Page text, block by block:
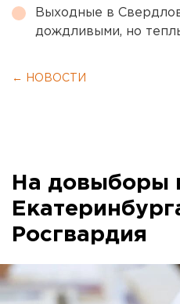
Выходные в
дождливыми, но
← НОВОСТИ
На довыборы
Росгвардия